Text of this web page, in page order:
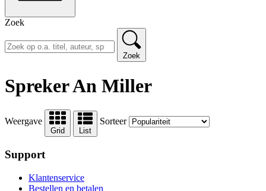
Zoek
Zoek
Spreker An Miller
Weergave
Grid List
Sorteer
Support
Klantenservice
Bestellen en betalen